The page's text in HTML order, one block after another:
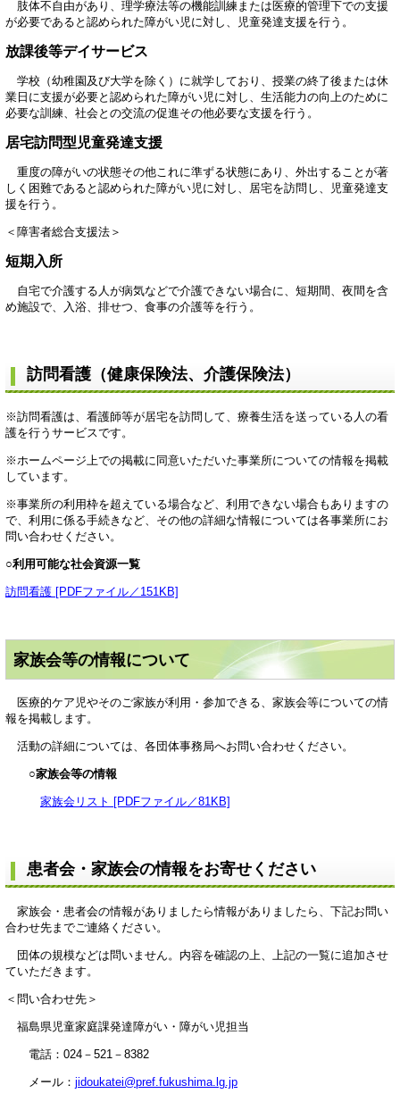
肢体不自由があり、理学療法等の機能訓練または医療的管理下での支援
が必要であると認められた障がい児に対し、児童発達支援を行う。
放課後等デイサービス
学校（幼稚園及び大学を除く）に就学しており、授業の終了後または休
業日に支援が必要と認められた障がい児に対し、生活能力の向上のために
必要な訓練、社会との交流の促進その他必要な支援を行う。
居宅訪問型児童発達支援
重度の障がいの状態その他これに準ずる状態にあり、外出することが著
しく困難であると認められた障がい児に対し、居宅を訪問し、児童発達支
援を行う。
＜障害者総合支援法＞
短期入所
自宅で介護する人が病気などで介護できない場合に、短期間、夜間を含
め施設で、入浴、排せつ、食事の介護等を行う。
訪問看護（健康保険法、介護保険法）
※訪問看護は、看護師等が居宅を訪問して、療養生活を送っている人の看
護を行うサービスです。
※ホームページ上での掲載に同意いただいた事業所についての情報を掲載
しています。
※事業所の利用枠を超えている場合など、利用できない場合もありますの
で、利用に係る手続きなど、その他の詳細な情報については各事業所にお
問い合わせください。
○利用可能な社会資源一覧
訪問看護 [PDFファイル／151KB]
家族会等の情報について
医療的ケア児やそのご家族が利用・参加できる、家族会等についての情
報を掲載します。
活動の詳細については、各団体事務局へお問い合わせください。
○家族会等の情報
家族会リスト [PDFファイル／81KB]
患者会・家族会の情報をお寄せください
家族会・患者会の情報がありましたら情報がありましたら、下記お問い
合わせ先までご連絡ください。
団体の規模などは問いません。内容を確認の上、上記の一覧に追加させ
ていただきます。
＜問い合わせ先＞
福島県児童家庭課発達障がい・障がい児担当
電話：024－521－8382
メール： jidoukatei@pref.fukushima.lg.jp